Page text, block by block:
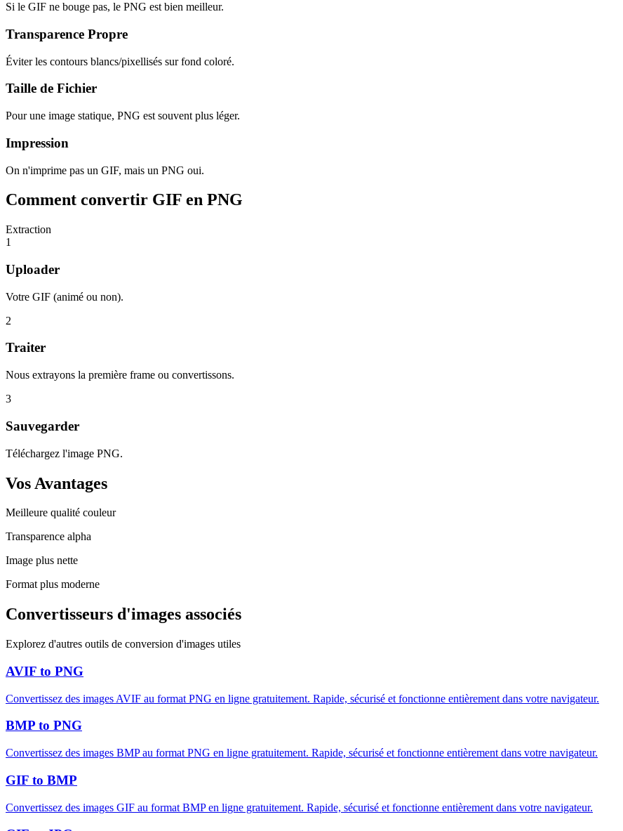
Si le GIF ne bouge pas, le PNG est bien meilleur.
Transparence Propre
Éviter les contours blancs/pixellisés sur fond coloré.
Taille de Fichier
Pour une image statique, PNG est souvent plus léger.
Impression
On n'imprime pas un GIF, mais un PNG oui.
Comment convertir GIF en PNG
Extraction
1
Uploader
Votre GIF (animé ou non).
2
Traiter
Nous extrayons la première frame ou convertissons.
3
Sauvegarder
Téléchargez l'image PNG.
Vos Avantages
Meilleure qualité couleur
Transparence alpha
Image plus nette
Format plus moderne
Convertisseurs d'images associés
Explorez d'autres outils de conversion d'images utiles
AVIF to PNG
Convertissez des images AVIF au format PNG en ligne gratuitement. Rapide, sécurisé et fonctionne entièrement dans votre navigateur.
BMP to PNG
Convertissez des images BMP au format PNG en ligne gratuitement. Rapide, sécurisé et fonctionne entièrement dans votre navigateur.
GIF to BMP
Convertissez des images GIF au format BMP en ligne gratuitement. Rapide, sécurisé et fonctionne entièrement dans votre navigateur.